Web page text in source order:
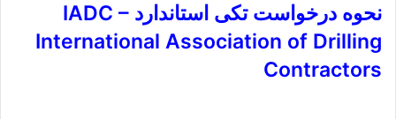
نحوه درخواست تکی استاندارد IADC –
International Association of Drilling
Contractors